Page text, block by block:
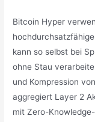
Bitcoin Hyper
kann so selbst bei
ohne Stau
und Kompression
aggregiert Layer 2
mit Zero-